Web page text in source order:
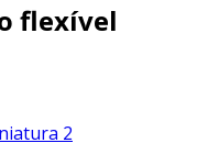
flexível